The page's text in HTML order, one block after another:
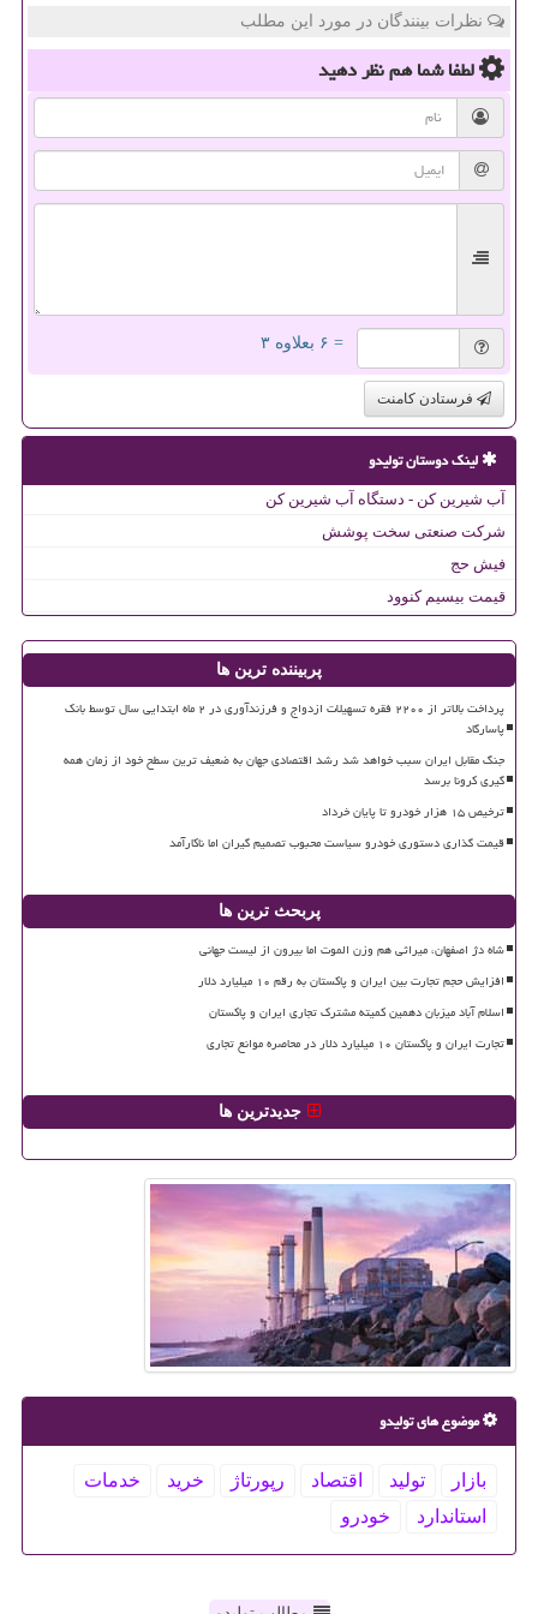
نظرات بینندگان در مورد این مطلب
لطفا شما همنظر دهید
= ۶ بعلاوه ۳
فرستادن کامنت
لینک دوستان تولیدو
آب شیرین کن - دستگاه آب شیرین کن
شرکت صنعتی سخت پوشش
فیش حج
قیمت بیسیم کنوود
پربیننده ترین ها
پرداخت بالاتر از ۲۲۰۰ فقره تسهیلات ازدواج و فرزندآوری در ۲ ماه ابتدایی سال توسط بانک
پاسارگاد
جنگ مقابل ایران سبب خواهد شد رشد اقتصادی جهان به ضعیف ترین سطح خود از زمان همه
گیری کرونا برسد
ترخیص ۱۵ هزار خودرو تا پایان خرداد
قیمت گذاری دستوری خودرو سیاست محبوب تصمیم گیران اما ناکارآمد
پربحث ترین ها
شاه دژ اصفهان، میراثی هم وزن الموت اما بیرون از لیست جهانی
افزایش حجم تجارت بین ایران و پاکستان به رقم ۱۰ میلیارد دلار
اسلام آباد میزبان دهمین کمیته مشترک تجاری ایران و پاکستان
تجارت ایران و پاکستان ۱۰ میلیارد دلار در محاصره موانع تجاری
جدیدترین ها
موضوع های تولیدو
بازار تولید اقتصاد رپورتاژ خرید
خدمات
استاندارد
خودرو